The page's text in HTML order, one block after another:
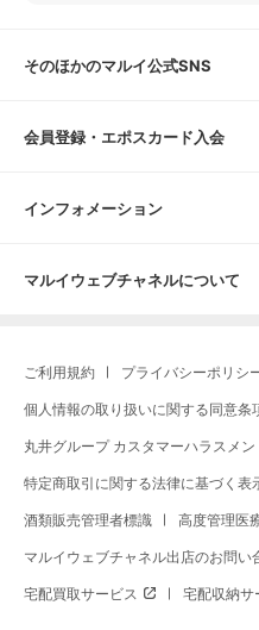
そのほかのマルイ公式SNS
会員登録・エポスカード入会
インフォメーション
マルイウェブチャネルについて
ご利用規約 プライバシーポリシ
個人情報の取り扱いに関する同意条
丸井グループ カスタマーハラスメ
特定商取引に関する法律に基づく表
酒類販売管理者標識 高度管理医
マルイウェブチャネル出店のお問い
宅配買取サービス 宅配収納サ